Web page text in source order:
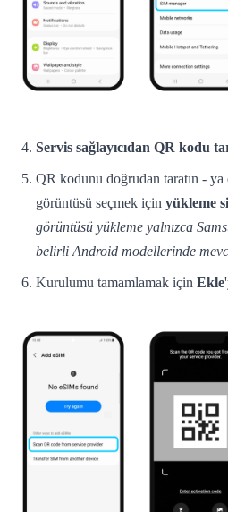
Servis sağlayıcıdan QR kodu
QR kodunu doğrudan taratın -
görüntüsü seçmek için yükleme
görüntüsü yükleme yalnızca
belirli Android modellerinde
Kurulumu tamamlamak için Ekle